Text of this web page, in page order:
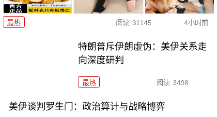
最热 阅读 31145 4小时前
特朗普斥伊朗虚伪：美伊关系走
向深度研判
最热 阅读 3498
美伊谈判罗生门：政治算计与战略博弈